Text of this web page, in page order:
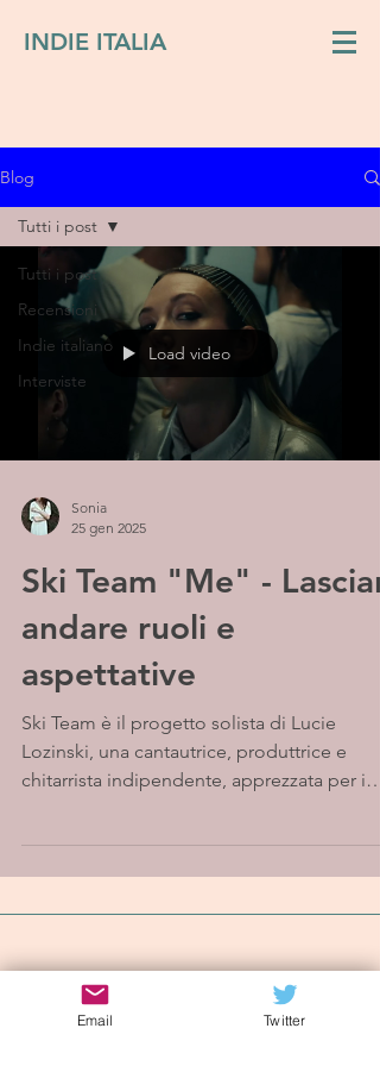
INDIE ITALIA
Blog
Tutti i post
Recensioni
Indie italiano
Interviste
Tutti i post
Load video
Sonia
25 gen 2025
Ski Team "Me" - Lasciar
andare ruoli e
aspettative
Ski Team è il progetto solista di Lucie
Lozinski, una cantautrice, produttrice e
chitarrista indipendente, apprezzata per i
Iscriviti alla mailing list
Email Twitter